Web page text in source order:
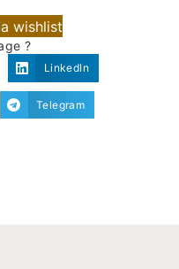
wishlist
?
LinkedIn
Telegram